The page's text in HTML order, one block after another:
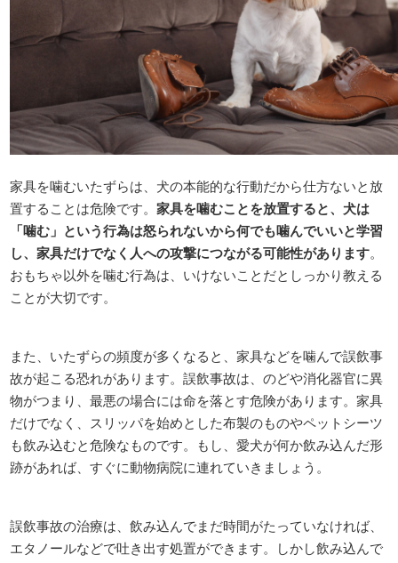
家具を噛むいたずらは、犬の本能的な行動だから仕方ないと放
置することは危険です。家具を噛むことを放置すると、犬は
「噛む」という行為は怒られないから何でも噛んでいいと学習
し、家具だけでなく人への攻撃につながる可能性があります。
おもちゃ以外を噛む行為は、いけないことだとしっかり教える
ことが大切です。
また、いたずらの頻度が多くなると、家具などを噛んで誤飲事
故が起こる恐れがあります。誤飲事故は、のどや消化器官に異
物がつまり、最悪の場合には命を落とす危険があります。家具
だけでなく、スリッパを始めとした布製のものやペットシーツ
も飲み込むと危険なものです。もし、愛犬が何か飲み込んだ形
跡があれば、すぐに動物病院に連れていきましょう。
誤飲事故の治療は、飲み込んでまだ時間がたっていなければ、
エタノールなどで吐き出す処置ができます。しかし飲み込んで